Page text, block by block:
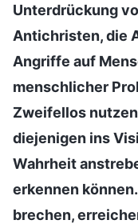
Unterdrückung
Antichristen, die
Angriffe auf
menschlicher
Zweifellos
diejenigen ins
Wahrheit
erkennen
brechen,